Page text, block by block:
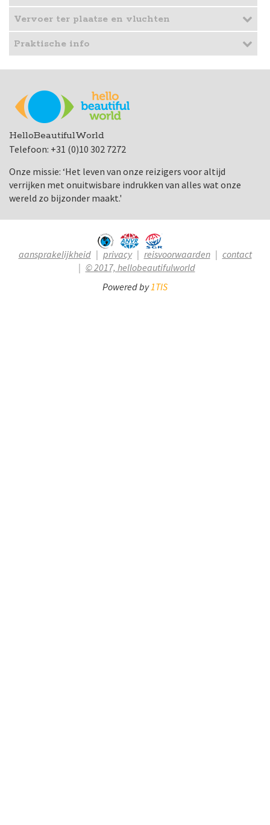
Vervoer ter plaatse en vluchten
Praktische info
HelloBeautifulWorld
Telefoon: +31 (0)10 302 7272
Onze missie: ‘Het leven van onze reizigers voor altijd
verrijken met onuitwisbare indrukken van alles wat onze
wereld zo bijzonder maakt.'
aansprakelijkheid privacy reisvoorwaarden
contact
© 2017, hellobeautifulworld
Powered by1TIS